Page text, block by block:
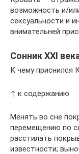
возможность и/
сексуальности и
внимательней
Сонник XXI
К чему приснился
↑ к содержанию
Менять во сне
перемещению по
расстилать
известности;